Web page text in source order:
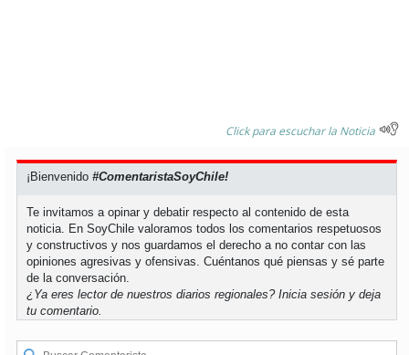
Click para escuchar la Noticia
¡Bienvenido#ComentaristaSoyChile!
Te invitamos a opinar y debatir respecto al contenido de esta
noticia. En SoyChile valoramos todos los comentarios respetuosos
y constructivos y nos guardamos el derecho a no contar con las
opiniones agresivas y ofensivas. Cuéntanos qué piensas y sé parte
de la conversación.
¿Ya eres lector de nuestros diarios regionales?Inicia sesión y deja
tu comentario.